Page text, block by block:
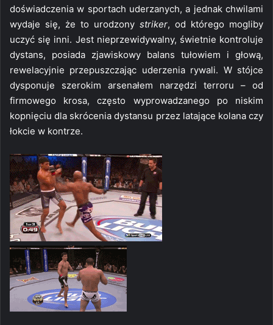
doświadczenia w sportach uderzanych, a jednak chwilami
wydaje się, że to urodzony striker, od którego mogliby
uczyć się inni. Jest nieprzewidywalny, świetnie kontroluje
dystans, posiada zjawiskowy balans tułowiem i głową,
rewelacyjnie przepuszczając uderzenia rywali. W stójce
dysponuje szerokim arsenałem narzędzi terroru – od
firmowego krosa, często wyprowadzanego po niskim
kopnięciu dla skrócenia dystansu przez latające kolana czy
łokcie w kontrze.